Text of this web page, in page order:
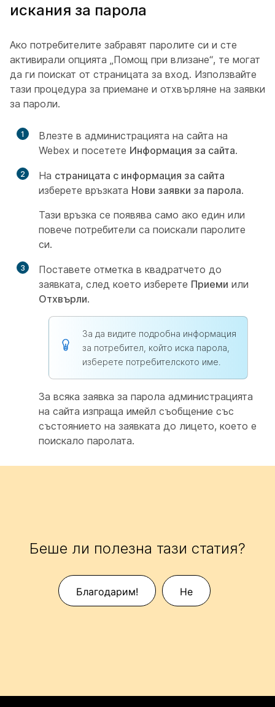
искания за парола
Ако потребителите забравят паролите си и сте
активирали опцията „Помощ при влизане“, те могат
да ги поискат от страницата за вход. Използвайте
тази процедура за приемане и отхвърляне на заявки
за пароли.
1
Влезте в администрацията на сайта на
Webex и посетете Информация за сайта.
2 На страницата с информация за сайта
изберете връзката Нови заявки за парола.
Тази връзка се появява само ако един или
повече потребители са поискали паролите
си.
3
Поставете отметка в квадратчето до
заявката, след което изберете Приеми или
Отхвърли.
За да видите подробна информация
за потребител, който иска парола,
изберете потребителското име.
За всяка заявка за парола администрацията
на сайта изпраща имейл съобщение със
състоянието на заявката до лицето, което е
поискало паролата.
Беше ли полезна тази статия?
Благодарим! Не